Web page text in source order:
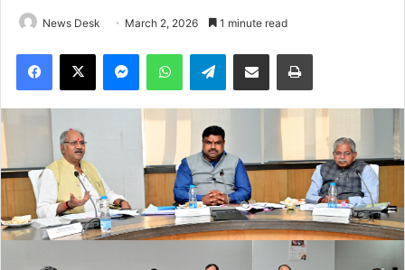
News Desk March 2, 2026 1 minute read
Facebook
X MessengerWhatsAppTelegramShare via Email Print